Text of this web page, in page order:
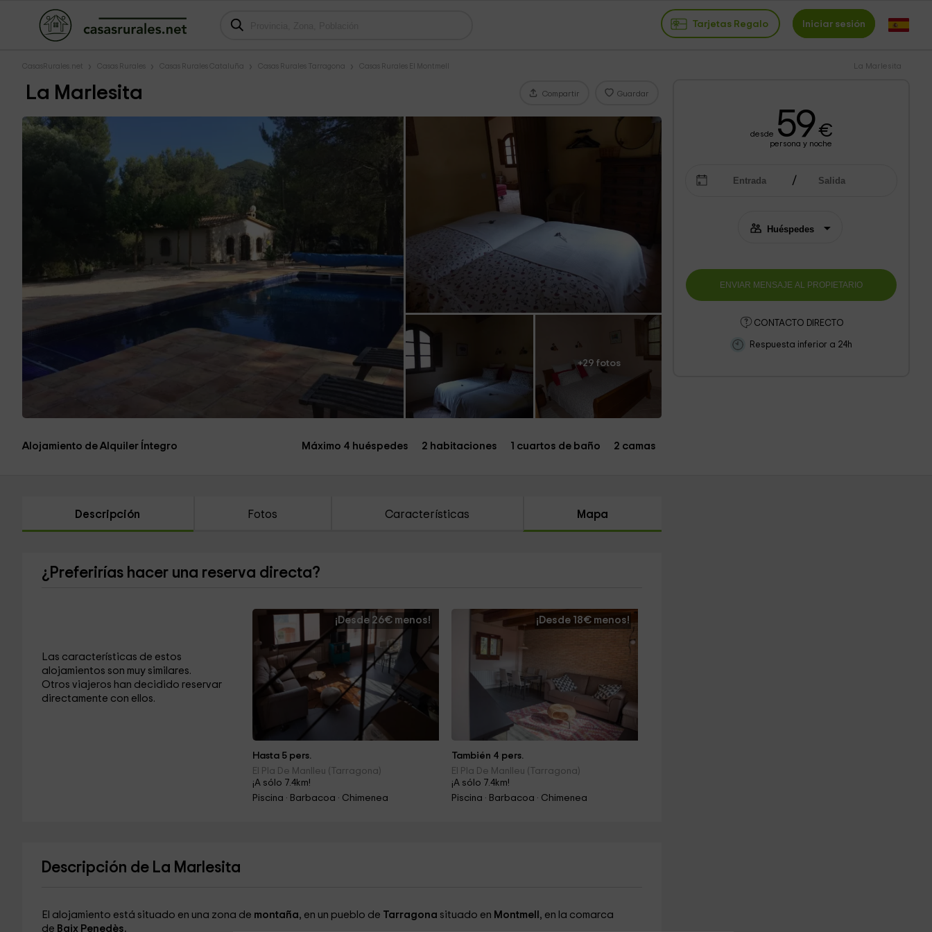
Tarjetas Regalo Iniciar sesión
CasasRurales.net Casas Rurales Casas Rurales Cataluña Casas Rurales Tarragona Casas Rurales El Montmell La Marlesita
La Marlesita Compartir Guardar
+29 fotos
desde 59€
persona y noche
CONTACTO DIRECTO
Respuesta inferior a 24h
Alojamiento de Alquiler Íntegro Máximo 4 huéspedes 2 habitaciones 1 cuartos de baño 2 camas
Descripción Fotos Características Mapa
¿Preferirías hacer una reserva directa?
Las características de estos
alojamientos son muy similares.
Otros viajeros han decidido reservar
directamente con ellos.
¡Desde 26€ menos!
Hasta 5 pers.
El Pla De Manlleu (Tarragona)
¡A sólo 7.4km!
Piscina · Barbacoa · Chimenea
¡Desde 18€ menos!
También 4 pers.
El Pla De Manlleu (Tarragona)
¡A sólo 7.4km!
Piscina · Barbacoa · Chimenea
Descripción de La Marlesita
El alojamiento está situado en una zona de montaña, en un pueblo de Tarragona situado en Montmell , en la comarca
de Baix Penedès.